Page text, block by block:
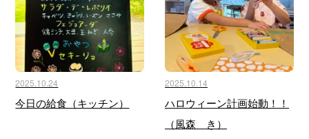
2025.10.24
今日の給食（キッチン）
2025.10.14
ハロウィーン計画始動！！
（風森 き）